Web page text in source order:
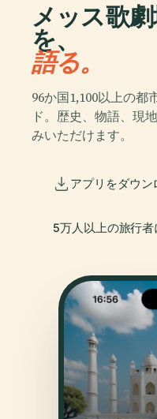
メッス歌
を、
語る。
96か国1,100以上の都
ド。歴史、物語、現
みいただけます。
アプリをダウン
5万人以上の旅行者